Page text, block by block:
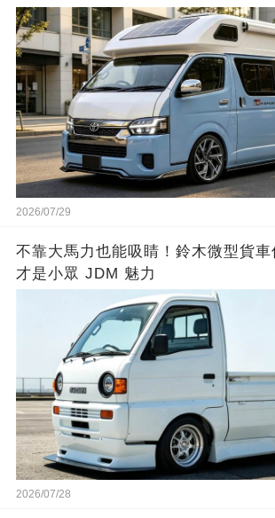
2026/07/29
不靠大馬力也能吸睛！鈴木微型貨
才是小眾 JDM 魅力
2026/07/28